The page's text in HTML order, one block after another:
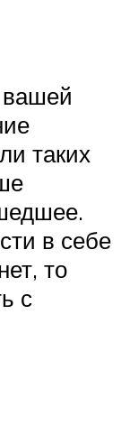
вашей
таких
в себе
то
с